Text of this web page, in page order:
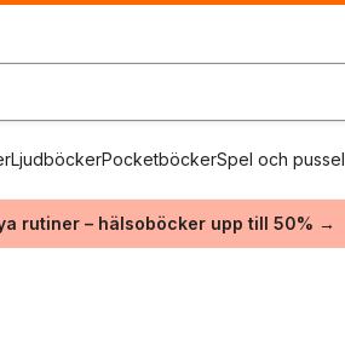
LjudböckerPocketböckerSpel och pussel
rutiner – hälsoböcker upp till 50% →